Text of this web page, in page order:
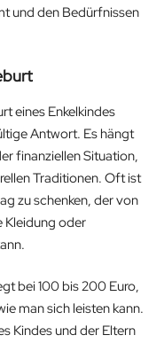
und den Bedürfnissen
eines Enkelkindes
Antwort. Es hängt
finanziellen Situation,
Traditionen. Oft ist
zu schenken, der von
Kleidung oder
bei 100 bis 200 Euro,
man sich leisten kann.
Kindes und der Eltern